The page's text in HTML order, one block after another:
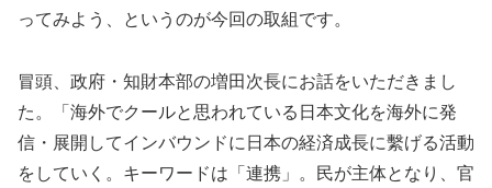
ってみよう、というのが今回の取組です。
冒頭、政府・知財本部の増田次長にお話をいただきまし
た。「海外でクールと思われている日本文化を海外に発
信・展開してインバウンドに日本の経済成長に繫げる活動
をしていく。キーワードは「連携」。民が主体となり、官